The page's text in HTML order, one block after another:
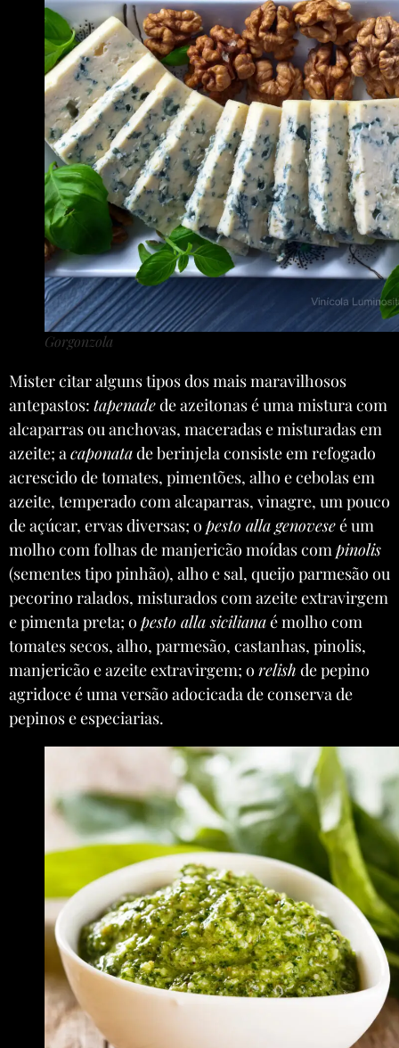
Gorgonzola
Mister citar alguns tipos dos mais maravilhosos
antepastos: tapenadede azeitonas é uma mistura com
alcaparras ou anchovas, maceradas e misturadas em
azeite; acaponatade berinjela consiste em refogado
acrescido de tomates, pimentões, alho e cebolas em
azeite, temperado com alcaparras, vinagre, um pouco
de açúcar, ervas diversas; o pesto alla genoveseé um
molho com folhas de manjericão moídas compinolis
(sementes tipo pinhão), alho e sal, queijo parmesão ou
pecorino ralados, misturados com azeite extravirgem
e pimenta preta; o pesto alla sicilianaé molho com
tomates secos, alho, parmesão, castanhas, pinolis,
manjericão e azeite extravirgem; o relish de pepino
agridoce é uma versão adocicada de conserva de
pepinos e especiarias.